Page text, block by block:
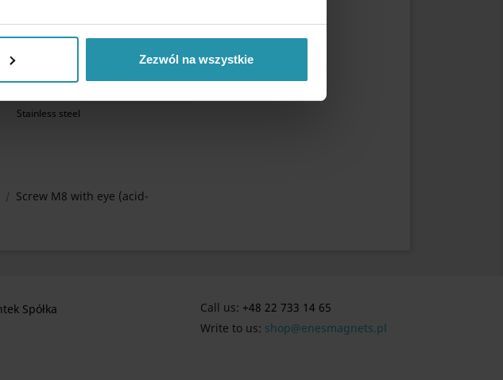
Zezwól na wszystkie
49 [mm]
Stainless steel
Screw M8 with eye (acid-
Spółka
Call us: +48 22 733 14 65
Write to us: shop@enesmagnets.pl